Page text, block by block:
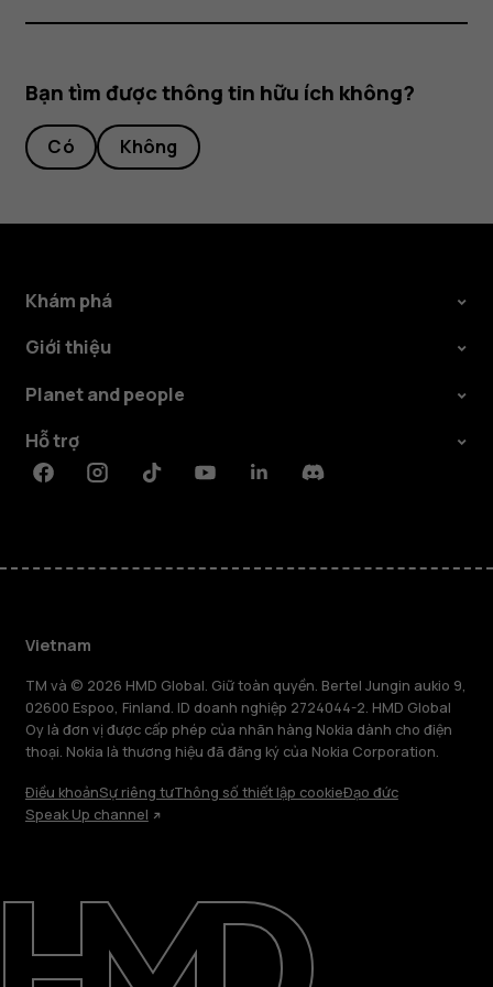
Giới thiệu
Sửa chữa, tái sử dụng, tái chế
Hỗ trợ
Bạn tìm được thông tin hữu ích không?
Có Không
Khám phá
Giới thiệu
Planet and people
Hỗ trợ
FacebookInstagramTiktokYoutubeLinkedinDiscord
Vietnam
TM và © 2026 HMD Global. Giữ toàn quyền. Bertel Jungin aukio 9,
02600 Espoo, Finland. ID doanh nghiệp 2724044-2. HMD Global
Oy là đơn vị được cấp phép của nhãn hàng Nokia dành cho điện
thoại. Nokia là thương hiệu đã đăng ký của Nokia Corporation.
Điều khoảnSự riêng tưThông số thiết lập cookieĐạo đức
Speak Up channel